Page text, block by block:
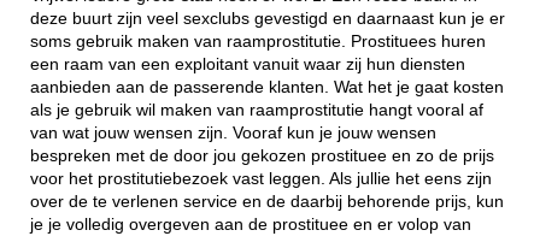
deze buurt zijn veel sexclubs gevestigd en daarnaast kun je er
soms gebruik maken van raamprostitutie. Prostituees huren
een raam van een exploitant vanuit waar zij hun diensten
aanbieden aan de passerende klanten. Wat het je gaat kosten
als je gebruik wil maken van raamprostitutie hangt vooral af
van wat jouw wensen zijn. Vooraf kun je jouw wensen
bespreken met de door jou gekozen prostituee en zo de prijs
voor het prostitutiebezoek vast leggen. Als jullie het eens zijn
over de te verlenen service en de daarbij behorende prijs, kun
je je volledig overgeven aan de prostituee en er volop van